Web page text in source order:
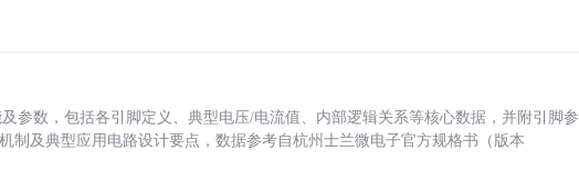
参数，包括各引脚定义、典型电压/电流值、内部逻辑关系等核心数据，并附引脚参
制及典型应用电路设计要点，数据参考自杭州士兰微电子官方规格书（版本